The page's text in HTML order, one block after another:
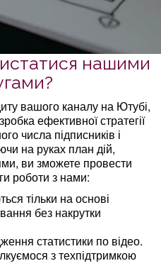
нашими
вашого каналу на Ютубі,
ефективної стратегії
числа підписників і
на руках план дій,
ви зможете провести
роботи з нами:
тільки на основі
без накрутки
статистики по відео.
з техпідтримкою